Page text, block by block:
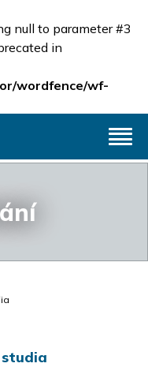
null to parameter #3
in
wordfence/wf-